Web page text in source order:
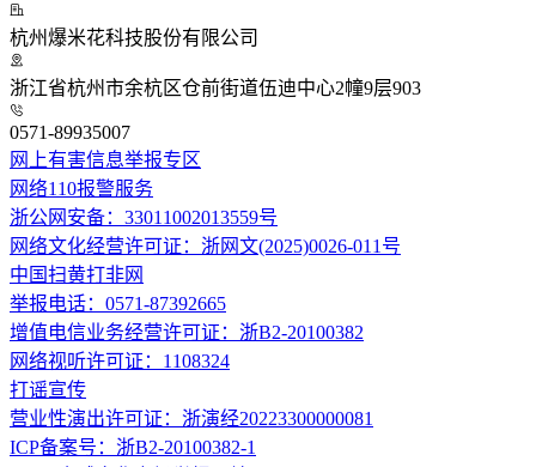
杭州爆米花科技股份有限公司
浙江省杭州市余杭区仓前街道伍迪中心2幢9层903
0571-89935007
网上有害信息举报专区
网络110报警服务
浙公网安备：33011002013559号
网络文化经营许可证：浙网文(2025)0026-011号
中国扫黄打非网
举报电话：0571-87392665
增值电信业务经营许可证：浙B2-20100382
网络视听许可证：1108324
打谣宣传
营业性演出许可证：浙演经20223300000081
ICP备案号：浙B2-20100382-1